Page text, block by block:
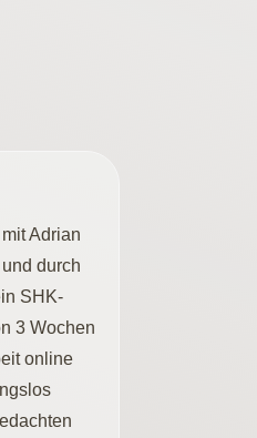
Adrian
durch
SHK-
3 Wochen
online